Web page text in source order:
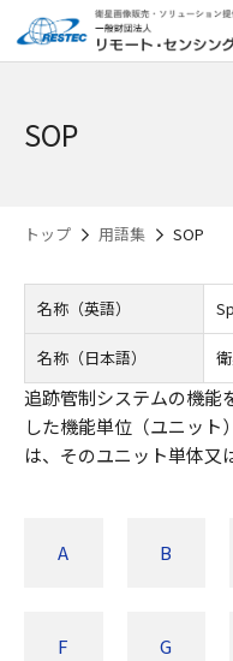
SOP
トップ 用語集 SOP
名称（英語）
名称（日本語）
追跡管制システムの機能
した機能単位（ユニット
は、そのユニット単体又
A B
F G